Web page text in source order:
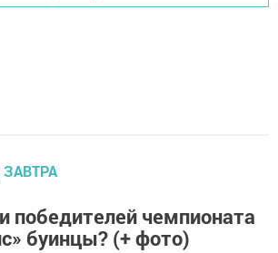
ЗАВТРА
победителей чемпионата
буинцы? (+ фото)